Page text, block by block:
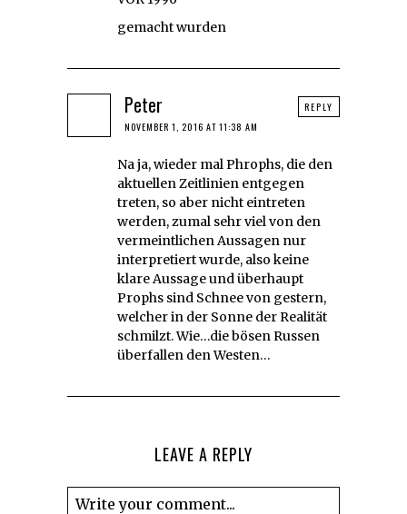
gemacht wurden
Peter
NOVEMBER 1, 2016 AT 11:38 AM
Na ja, wieder mal Phrophs, die den
aktuellen Zeitlinien entgegen
treten, so aber nicht eintreten
werden, zumal sehr viel von den
vermeintlichen Aussagen nur
interpretiert wurde, also keine
klare Aussage und überhaupt
Prophs sind Schnee von gestern,
welcher in der Sonne der Realität
schmilzt. Wie…die bösen Russen
überfallen den Westen…
REPLY
LEAVE A REPLY